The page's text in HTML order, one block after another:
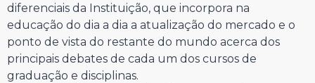
diferenciais da Instituição, que incorpora na
educação do dia a dia a atualização do mercado e o
ponto de vista do restante do mundo acerca dos
principais debates de cada um dos cursos de
graduação e disciplinas.